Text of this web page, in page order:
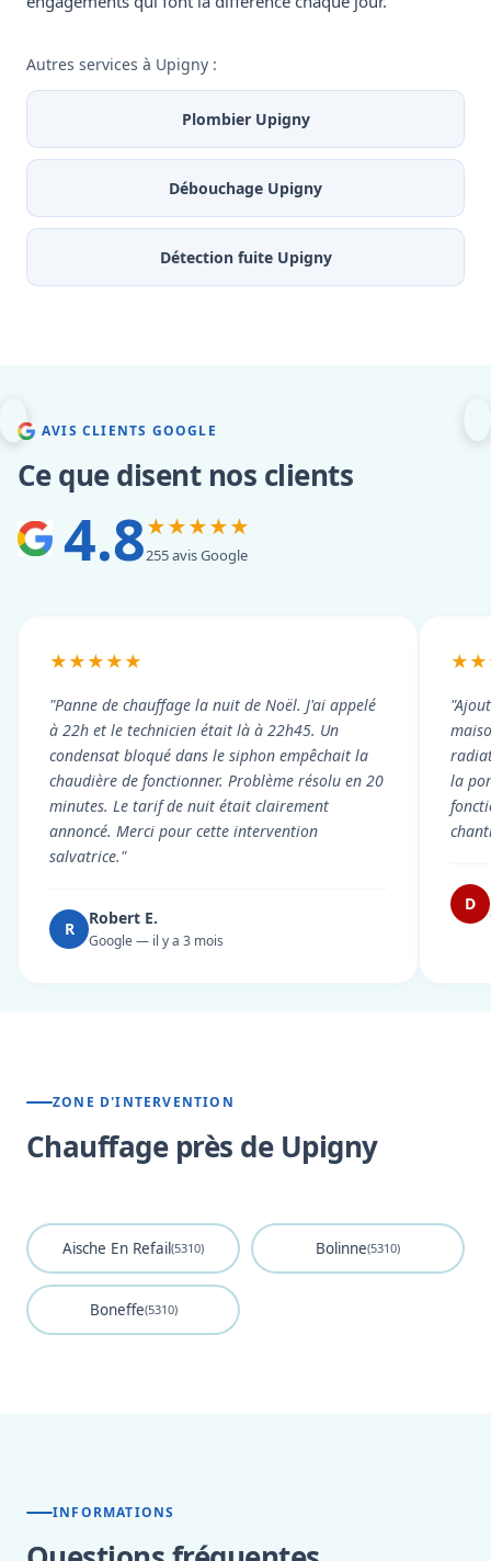
Autres services à Upigny :
Plombier Upigny
Débouchage Upigny
Détection fuite Upigny
AVIS CLIENTS GOOGLE
Ce que disent nos clients
4.8★★★★★
255 avis Google
★★★★★
"Panne de chauffage la nuit de Noël. J'ai appelé
à 22h et le technicien était là à 22h45. Un
condensat bloqué dans le siphon empêchait la
chaudière de fonctionner. Problème résolu en 20
minutes. Le tarif de nuit était clairement
annoncé. Merci pour cette intervention
salvatrice."
R
Robert E.
Google — il y a 3 mois
la
D
ZONE D'INTERVENTION
Chauffage près de Upigny
Aische En Refail(5310) Bolinne(5310)
Boneffe(5310)
INFORMATIONS